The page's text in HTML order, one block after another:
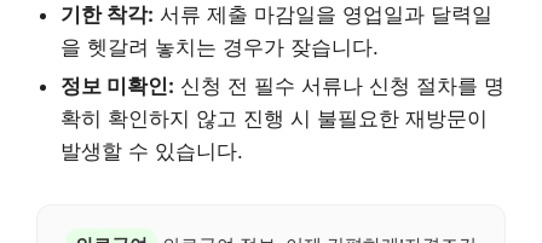
기한 착각: 서류 제출 마감일을 영업일과 달력일
을 헷갈려 놓치는 경우가 잦습니다.
정보 미확인: 신청 전 필수 서류나 신청 절차를 명
확히 확인하지 않고 진행 시 불필요한 재방문이
발생할 수 있습니다.